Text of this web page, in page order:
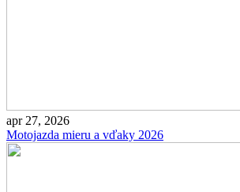
apr 27, 2026
Motojazda mieru a vďaky 2026